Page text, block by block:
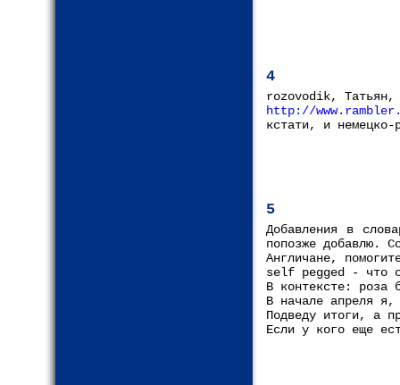
4
rozovodik, Татьян,
http://
кстати, и немецко-
5
Добавления в
попозже добавлю.
Англичане,
self pegged - что
В контексте: роза
В начале апреля
Подведу итоги, а
Если у кого еще